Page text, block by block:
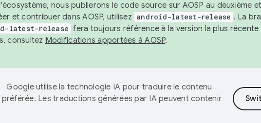
nous publierons le code source sur AOSP au deuxième
et contribuer dans AOSP, utilisez android-latest-release . La
latest-release fera toujours référence à la version la plus récente
consultez Modifications apportées à AOSP.
Google utilise la technologie IA pour traduire le contenu
Les traductions générées par IA peuvent contenir